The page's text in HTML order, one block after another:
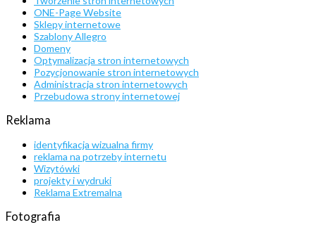
ONE-Page Website
Sklepy internetowe
Szablony Allegro
Domeny
Optymalizacja stron internetowych
Pozycjonowanie stron internetowych
Administracja stron internetowych
Przebudowa strony internetowej
Reklama
identyfikacja wizualna firmy
reklama na potrzeby internetu
Wizytówki
projekty i wydruki
Reklama Extremalna
Fotografia